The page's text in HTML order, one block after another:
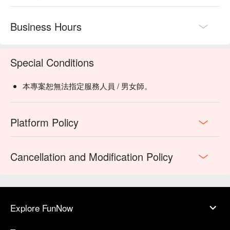
Business Hours
Special Conditions
本專案恕無法指定服務人員 / 男女師。
Platform Policy
Cancellation and Modification Policy
Explore FunNow